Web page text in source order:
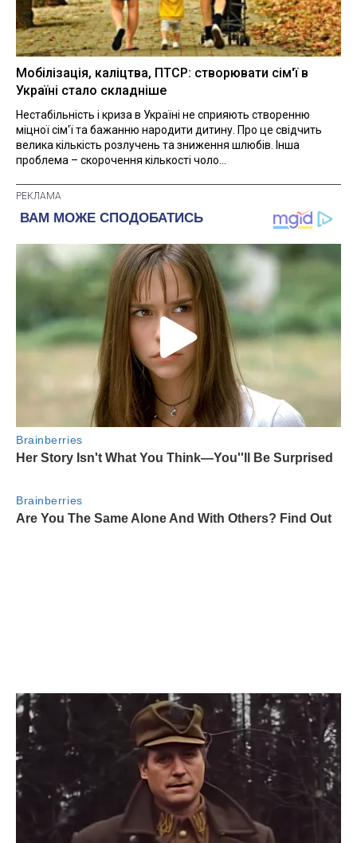
Мобілізація, каліцтва, ПТСР: створювати сім'ї в
Україні стало складніше
Нестабільність і криза в Україні не сприяють створенню
міцної сім'ї та бажанню народити дитину. Про це свідчить
велика кількість розлучень та зниження шлюбів. Інша
проблема – скорочення кількості чоло...